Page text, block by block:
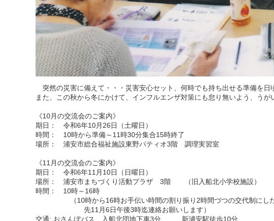
突然の災害に備えて・・・災害安心セット、何時でも持ち出せる準備を日
また、この秋から冬にかけて、インフルエンザ対策にも怠り無いよう、う
《10月の交流会のご案内》
期日： 令和6年10月26日（土曜日）
時間： 10時から準備～11時30分集合15時終了
場所： 浦安市総合福祉施設東野パティオ3階 調理実習室
《11月の交流会のご案内》
期日： 令和6年11月10日（日曜日）
場所： 浦安市まちづくり活動プラザ 3階 （旧入船北小学校施設）
時間： 10時～16時
（10時から16時お手伝い時間の割り振り2時間づつの交代制にした
先11月6日午後3時迄連絡お願いします）
交通: おさんぽバス 入船北団地下車3分 新浦安駅徒歩10分